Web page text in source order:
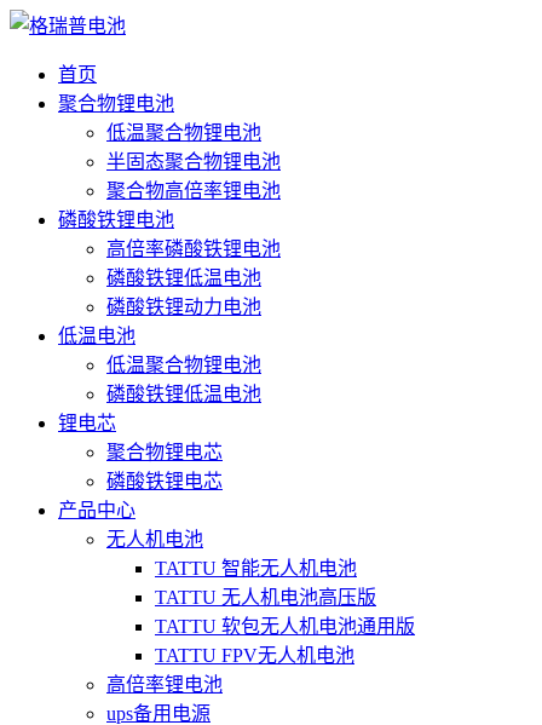
首页
聚合物锂电池
低温聚合物锂电池
半固态聚合物锂电池
聚合物高倍率锂电池
磷酸铁锂电池
高倍率磷酸铁锂电池
磷酸铁锂低温电池
磷酸铁锂动力电池
低温电池
低温聚合物锂电池
磷酸铁锂低温电池
锂电芯
聚合物锂电芯
磷酸铁锂电芯
产品中心
无人机电池
TATTU 智能无人机电池
TATTU 无人机电池高压版
TATTU 软包无人机电池通用版
TATTU FPV无人机电池
高倍率锂电池
ups备用电源